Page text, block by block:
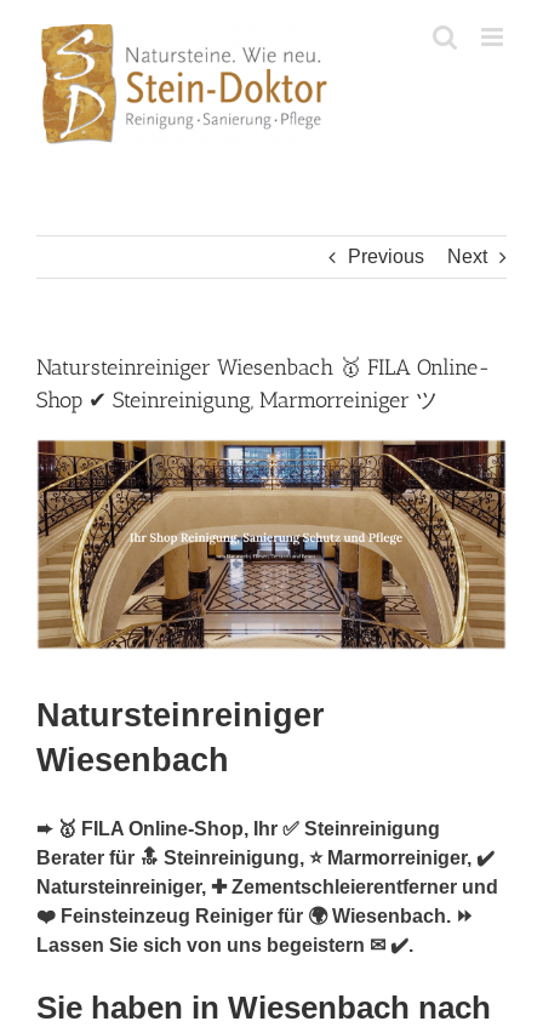
content
Previous Next
Natursteinreiniger Wiesenbach 🥇 FILA Online-
Shop ✔ Steinreinigung, Marmorreiniger ツ
Natursteinreiniger
Wiesenbach
➨ 🥇 FILA Online-Shop, Ihr ✅ Steinreinigung
Berater für 🔝 Steinreinigung, ⭐ Marmorreiniger, ✔️
Natursteinreiniger, ✚ Zementschleierentferner und
❤️ Feinsteinzeug Reiniger für 🌍 Wiesenbach. ⏩
Lassen Sie sich von uns begeistern ✉ ✔️.
Sie haben in Wiesenbach nach